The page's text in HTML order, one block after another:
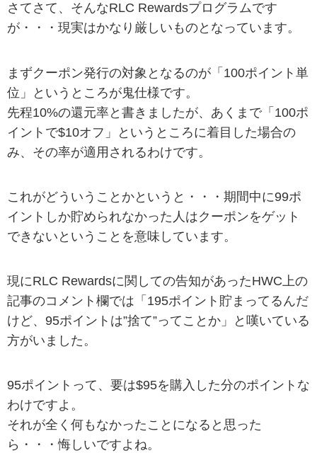
さてさて、そんなRLC Rewardsプログラムです
が・・・現実はかなり厳しいものとなっています。
まずクーポン発行の対象となるのが「100ポイント単
位」というところが鬼仕様です。
先程10%の還元率と書きましたが、あくまで「100ポ
イントで$10オフ」というところに着目した場合の
み、その率が適用されるわけです。
これがどういうことかというと・・・期間中に99ポ
イントしか貯められなかった人はクーポンをゲット
できないということを意味しています。
現にRLC Rewardsに関しての告知があったHWC上の
記事のコメント欄では「195ポイント貯まってるんだ
けど、95ポイントは”捨て”ってことか」と嘆いている
方がいました。
95ポイントって、要は$95を購入した分のポイントな
わけですよ。
それが全く何もなかったことになると思った
ら・・・悔しいですよね。